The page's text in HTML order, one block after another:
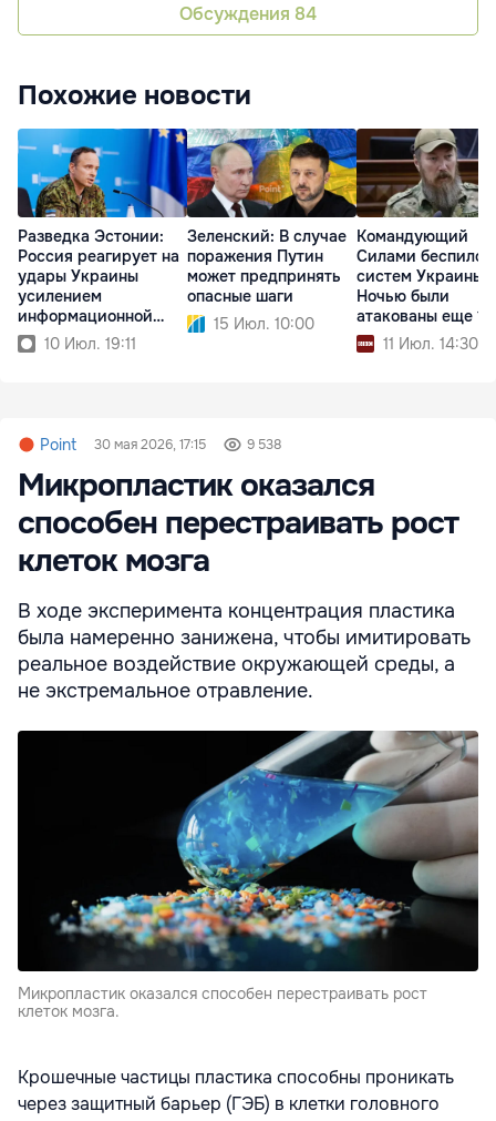
Обсуждения 84
Похожие новости
Разведка Эстонии:
Россия реагирует на
удары Украины
усилением
информационной
войны10 Июл. 19:11
Зеленский: В случае
поражения Путин
может предпринять
опасные шаги
15 Июл. 10:00
Командующий
Силами
систем Украины:
Ночью были
атакованы еще 14
судов РФ
11 Июл. 14:30
Point 30 мая 2026, 17:15 9 538
Микропластик оказался
способен перестраивать рост
клеток мозга
В ходе эксперимента концентрация пластика
была намеренно занижена, чтобы имитировать
реальное воздействие окружающей среды, а
не экстремальное отравление.
Микропластик оказался способен перестраивать рост
клеток мозга.
Крошечные частицы пластика способны проникать
через защитный барьер (ГЭБ) в клетки головного